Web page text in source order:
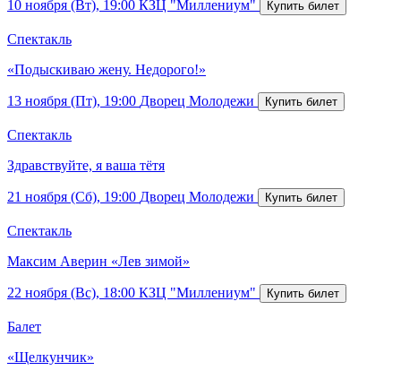
10 ноября (Вт), 19:00 КЗЦ "Миллениум"
Спектакль
«Подыскиваю жену. Недорого!»
13 ноября (Пт), 19:00 Дворец Молодежи
Спектакль
Здравствуйте, я ваша тётя
21 ноября (Сб), 19:00 Дворец Молодежи
Спектакль
Максим Аверин «Лев зимой»
22 ноября (Вс), 18:00 КЗЦ "Миллениум"
Балет
«Щелкунчик»